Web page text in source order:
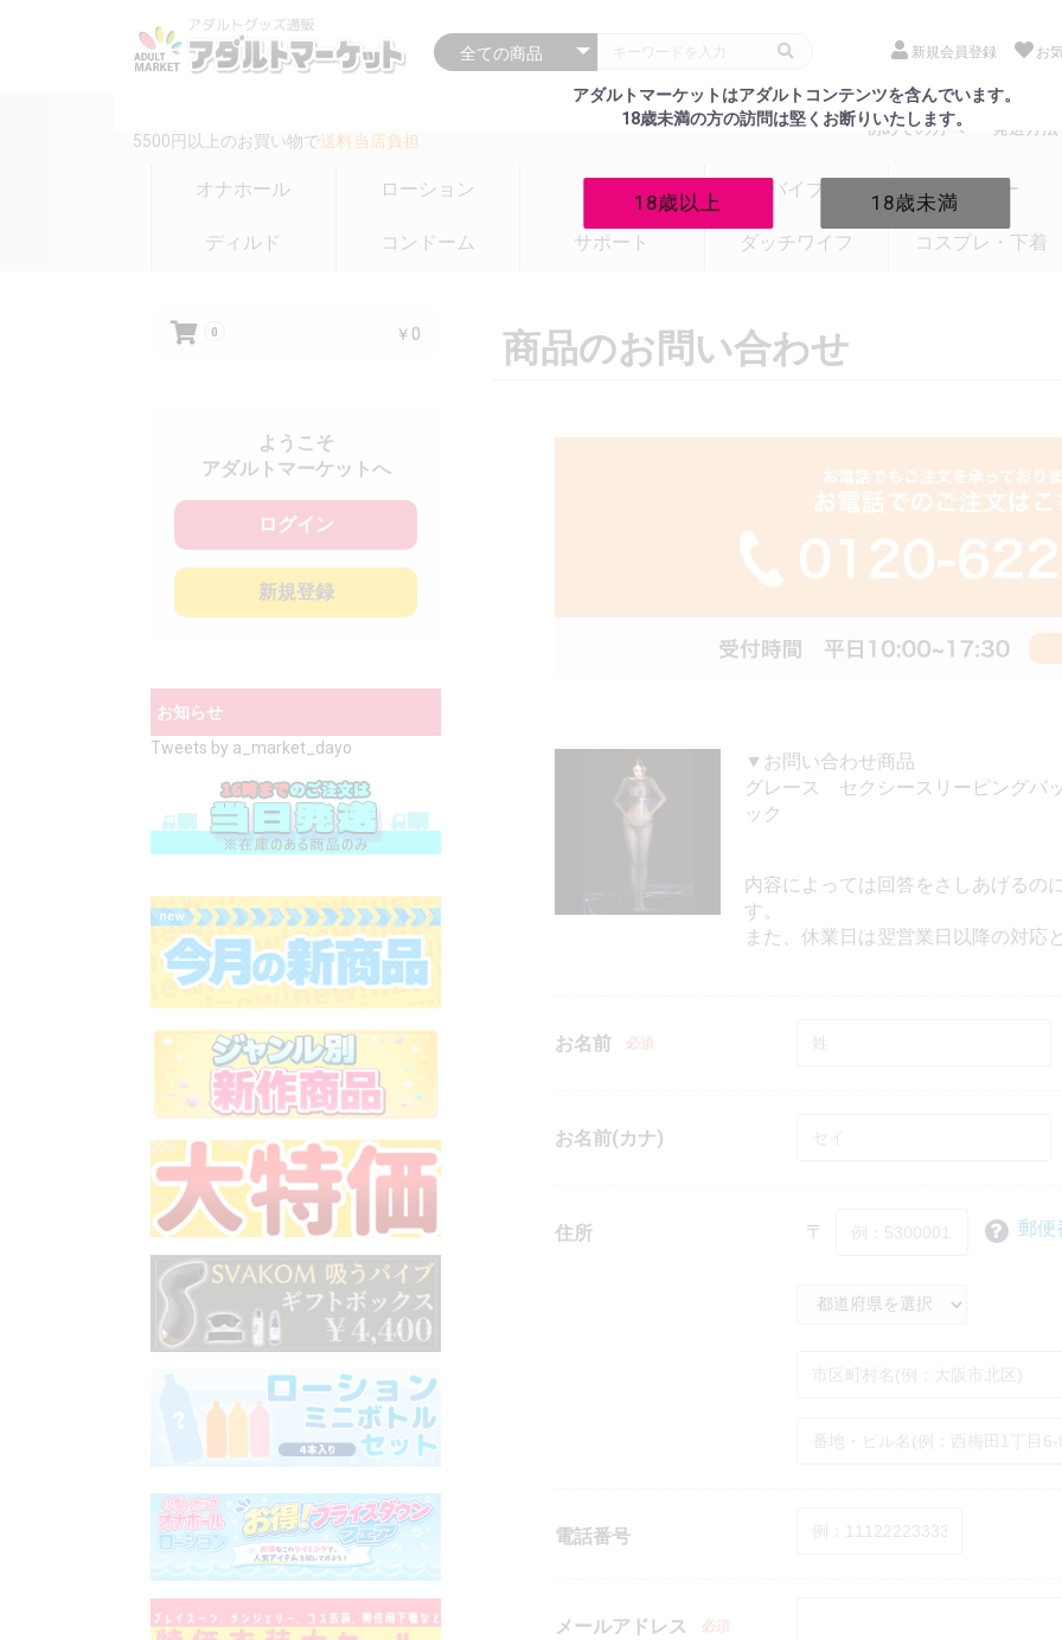
アダルトマーケットはアダルトコンテンツを含んでいます。
18歳未満の方の訪問は堅くお断りいたします。
18歳以上 18歳未満
新規会員登録 お
5500円以上のお買い物で送料当店負担
初めての方へ 発送方法
オナホール ローション バイブ ローター
ディルド コンドーム サポート ダッチワイフ コスプレ・下着
0 ￥0
ようこそ
アダルトマーケットへ
ログイン
新規登録
お知らせ
Tweets by a_market_dayo
商品のお問い合わせ
▼お問い合わせ商品
グレース セクシースリーピングバ
ック
内容によっては回答をさしあげるの
す。
また、休業日は翌営業日以降の対応
お名前 必須
お名前(カナ)
住所 〒 郵便
電話番号
メールアドレス 必須